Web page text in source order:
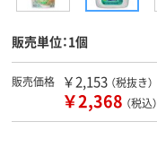
販売単位：1個
販売価格 ￥2,153 （税抜き）
￥2,368 （税込）